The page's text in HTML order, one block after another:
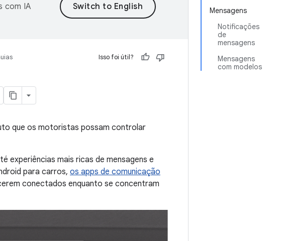
Mensagens
Notificações
de
mensagens
Mensagens
com modelos
com IA
Isso foi útil?
que os motoristas possam controlar
experiências mais ricas de mensagens e
para carros, os apps de comunicação
conectados enquanto se concentram